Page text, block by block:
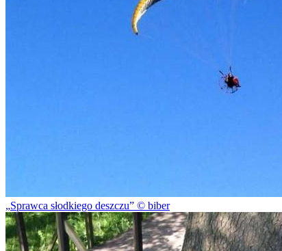
Sprawca słodkiego deszczu © biber